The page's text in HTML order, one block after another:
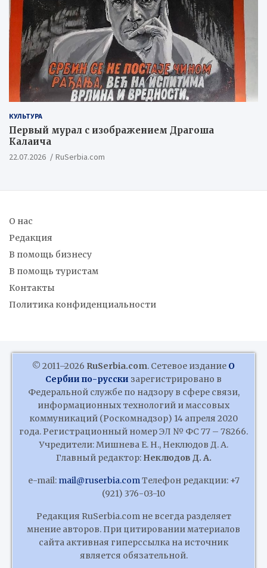
КУЛЬТУРА
Первый мурал с изображением Драгоша
Калаича
22.07.2026 RuSerbia.com
О нас
Редакция
В помощь бизнесу
В помощь туристам
Контакты
Политика конфиденциальности
© 2011–2026 RuSerbia.com. Сетевое издание О
Сербии по-русски зарегистрировано в
Федеральной службе по надзору в сфере связи,
информационных технологий и массовых
коммуникаций (Роскомнадзор) 14 апреля 2020
года. Регистрационный номер ЭЛ № ФС 77 – 78266.
Учредители: Мишнева Е. Н., Неклюдов Д. А.
Главный редактор: Неклюдов Д. А.
e-mail: mail@ruserbia.comТелефон редакции: +7
(921) 376-03-10
Редакция RuSerbia.com не всегда разделяет
мнение авторов. При цитировании материалов
сайта активная гиперссылка на источник
является обязательной.